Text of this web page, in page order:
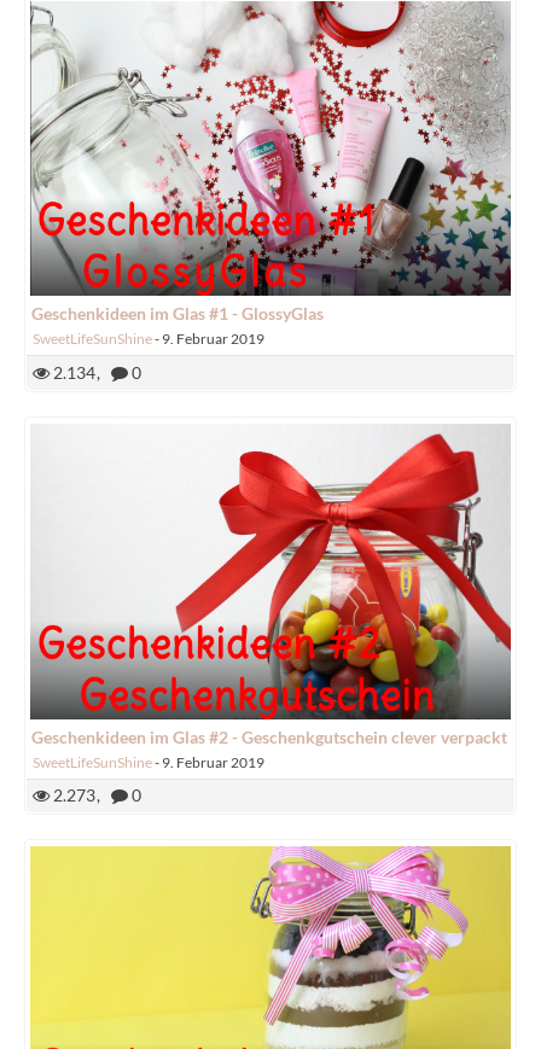
Geschenkideen im Glas #1 - GlossyGlas
SweetLifeSunShine- 9. Februar 2019
2.134 0
Geschenkideen im Glas #2 - Geschenkgutschein clever verpackt
SweetLifeSunShine- 9. Februar 2019
2.273 0